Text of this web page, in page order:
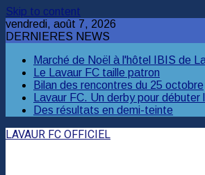
Skip to content
vendredi, août 7, 2026
DERNIERES NEWS
Marché de Noël à l'hôtel IBIS de
Le Lavaur FC taille patron
Bilan des rencontres du 25 octobre
Lavaur FC. Un derby pour débuter
Des résultats en demi-teinte
LAVAUR FC OFFICIEL